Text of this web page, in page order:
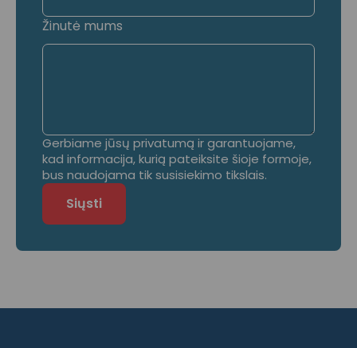
Žinutė mums
Gerbiame jūsų privatumą ir garantuojame,
kad informacija, kurią pateiksite šioje formoje,
bus naudojama tik susisiekimo tikslais.